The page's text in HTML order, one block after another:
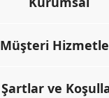
Müşteri
Şartlar ve